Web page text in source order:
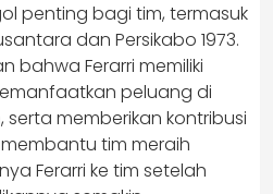
penting bagi tim, termasuk
dan Persikabo 1973.
bahwa Ferarri memiliki
peluang di
memberikan kontribusi
tim meraih
Ferarri ke tim setelah